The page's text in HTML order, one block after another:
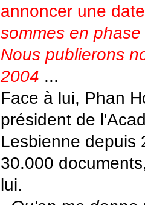
annoncer une
sommes en
Nous publierons
2004 ...
Face à lui, Phan
président de
Lesbienne depuis
30.000
lui.